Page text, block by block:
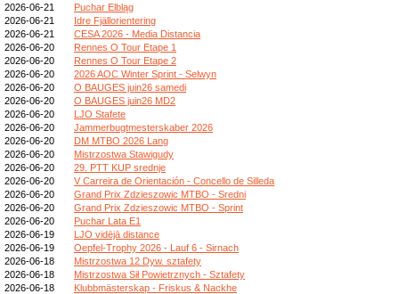
2026-06-21
Puchar Elbląg
2026-06-21
Idre Fjällorientering
2026-06-21
CESA 2026 - Media Distancia
2026-06-20
Rennes O Tour Etape 1
2026-06-20
Rennes O Tour Etape 2
2026-06-20
2026 AOC Winter Sprint - Selwyn
2026-06-20
O BAUGES juin26 samedi
2026-06-20
O BAUGES juin26 MD2
2026-06-20
LJO Stafete
2026-06-20
Jammerbugtmesterskaber 2026
2026-06-20
DM MTBO 2026 Lang
2026-06-20
Mistrzostwa Stawigudy
2026-06-20
29. PTT KUP srednje
2026-06-20
V Carreira de Orientación - Concello de Silleda
2026-06-20
Grand Prix Zdzieszowic MTBO - Sredni
2026-06-20
Grand Prix Zdzieszowic MTBO - Sprint
2026-06-20
Puchar Lata E1
2026-06-19
LJO vidējā distance
2026-06-19
Oepfel-Trophy 2026 - Lauf 6 - Sirnach
2026-06-18
Mistrzostwa 12 Dyw. sztafety
2026-06-18
Mistrzostwa Sił Powietrznych - Sztafety
2026-06-18
Klubbmästerskap - Friskus & Nackhe